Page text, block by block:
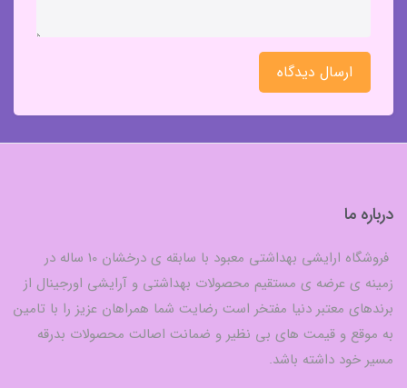
ارسال دیدگاه
درباره ما
فروشگاه ارایشی بهداشتی معبود با سابقه ی درخشان 10 ساله در
زمینه ی عرضه ی مستقیم محصولات بهداشتی و آرایشی اورجینال از
برندهای معتبر دنیا مفتخر است رضایت شما همراهان عزیز را با تامین
به موقع و قیمت های بی نظیر و ضمانت اصالت محصولات بدرقه
مسیر خود داشته باشد.